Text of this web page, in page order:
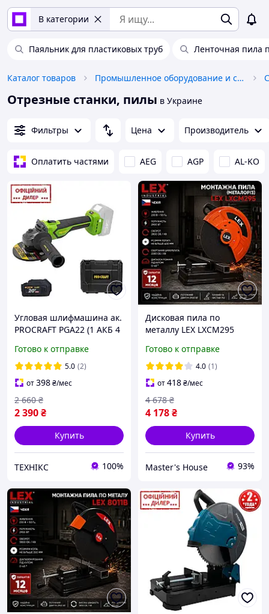
В категории
Паяльник для пластиковых труб Ленточная пила
Каталог товаров Промышленное оборудование и станки
Отрезные станки, пилы в Украине
Фильтры Цена Производитель
Оплатить частями AEG AGP AL-KO
Угловая шлифмашина ак.
PROCRAFT PGA22 (1 АКБ 4
Готово к отправке
5.0 (2)
от398₴/мес
2 390₴
2 660 ₴
Купить
ТЕХНІКС 100%
Дисковая пила по
металлу LEX LXCM295
Профессиональный
металлорез 2800 об / мин
Монтажная отрезная
пила 0-45 ° Чехия
Готово к отправке
4.0 (1)
от418₴/мес
4 178₴
4 678 ₴
Купить
Master's House 93%